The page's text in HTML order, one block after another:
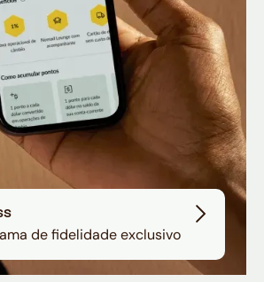
de fidelidade exclusivo